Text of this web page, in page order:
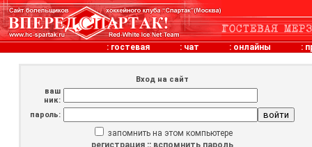
: гостевая : чат : онлайны :
Вход на сайт
ваш
ник:
пароль:
запомнить на этом компьютере
регистрация:: вспомнить пароль